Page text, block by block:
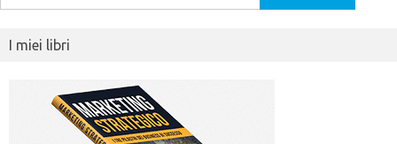
per:
I miei libri